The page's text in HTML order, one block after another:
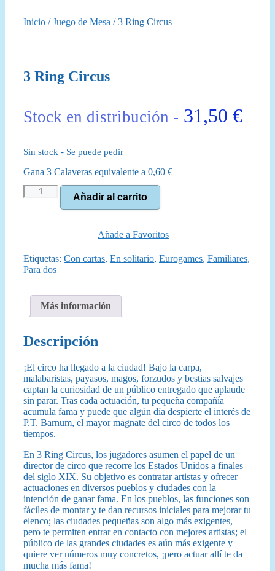
Inicio /Juego de Mesa / 3 Ring Circus
3 Ring Circus
Stock en distribución - 31,50 €
Sin stock - Se puede pedir
Gana 3 Calaveras equivalente a 0,60 €
3
Ring
Añadir al carrito
Añade a Favoritos
Etiquetas: Con cartas, En solitario, Eurogames, Familiares,
Para dos
Más información
Descripción
¡El circo ha llegado a la ciudad! Bajo la carpa,
malabaristas, payasos, magos, forzudos y bestias salvajes
captan la curiosidad de un público entregado que aplaude
sin parar. Tras cada actuación, tu pequeña compañía
acumula fama y puede que algún día despierte el interés de
P.T. Barnum, el mayor magnate del circo de todos los
tiempos.
En 3 Ring Circus, los jugadores asumen el papel de un
director de circo que recorre los Estados Unidos a finales
del siglo XIX. Su objetivo es contratar artistas y ofrecer
actuaciones en diversos pueblos y ciudades con la
intención de ganar fama. En los pueblos, las funciones son
fáciles de montar y te dan recursos iniciales para mejorar tu
elenco; las ciudades pequeñas son algo más exigentes,
pero te permiten entrar en contacto con mejores artistas; el
público de las grandes ciudades es aún más exigente y
quiere ver números muy concretos, ¡pero actuar allí te da
mucha más fama!